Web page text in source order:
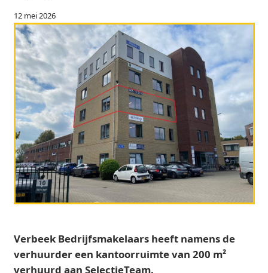
12 mei 2026
Verbeek Bedrijfsmakelaars heeft namens de
verhuurder een kantoorruimte van 200 m²
verhuurd aan SelectieTeam.